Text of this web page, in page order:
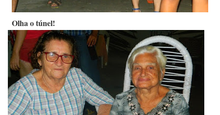
Olha o túnel!